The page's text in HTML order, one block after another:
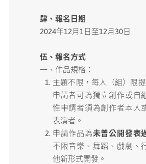
肆、報名日期
2024年12月1日至12月30日
伍、報名方式
一、作品規格：
主題不限，每人（組）限
申請者可為獨立創作或自
惟申請者須為創作者本人
表演者。
申請作品為未曾公開發表
不限音樂、舞蹈、戲劇、
他新形式開發。